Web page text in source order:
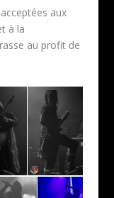
aux
à la
au profit de